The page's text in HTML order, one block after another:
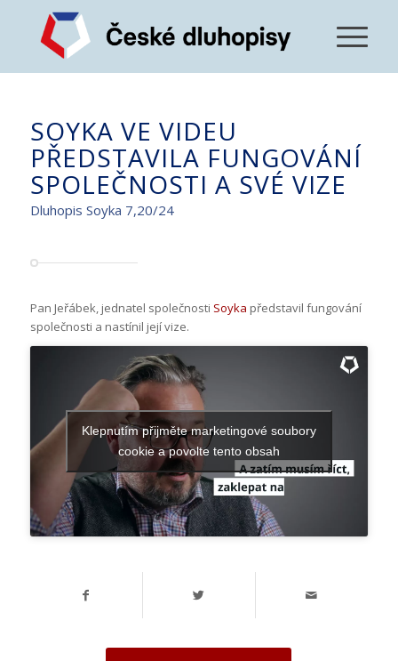
SOYKA VE VIDEU
PŘEDSTAVILA FUNGOVÁNÍ
SPOLEČNOSTI A SVÉ VIZE
Dluhopis Soyka 7,20/24
Pan Jeřábek, jednatel společnosti Soyka představil fungování
společnosti a nastínil její vize.
Klepnutím přijměte marketingové soubory
cookie a povolte tento obsah